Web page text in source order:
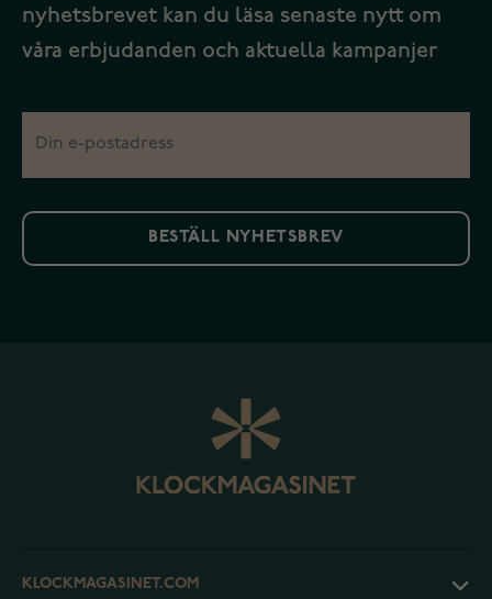
nyhetsbrevet kan du läsa senaste nytt om
våra erbjudanden och aktuella kampanjer
BESTÄLL NYHETSBREV
KLOCKMAGASINET.COM